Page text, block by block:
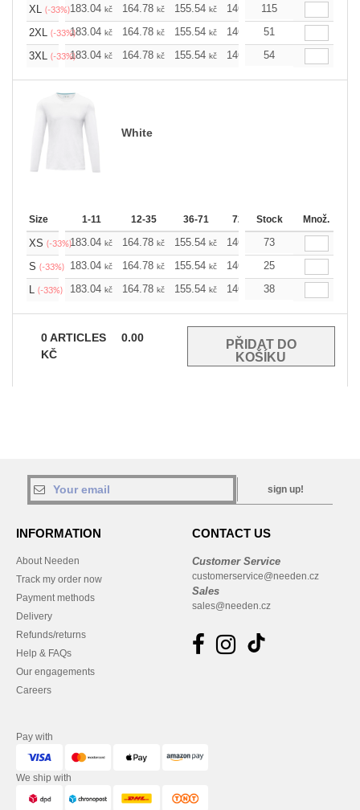
XL (-33%)183.04 kč 164.78 kč 155.54 kč 146.52 kč
115
2XL (-33%)183.04 kč 164.78 kč 155.54 kč 146.52 kč
51
3XL (-33%)183.04 kč 164.78 kč 155.54 kč 146.52 kč
54
White
Size 1-11 12-35 36-71 72-143 144-287
Stock Množ.
XS (-33%)183.04 kč 164.78 kč 155.54 kč 146.52 kč
73
S (-33%) 183.04 kč 164.78 kč 155.54 kč 146.52 kč
25
L (-33%) 183.04 kč 164.78 kč 155.54 kč 146.52 kč
38
0ARTICLES
0.00
KČ
sign up!
INFORMATION
About Needen
Track my order now
Payment methods
Delivery
Refunds/returns
Help & FAQs
Our engagements
Careers
CONTACT US
Customer Service
customerservice@needen.cz
Sales
sales@needen.cz
Pay with
We ship with